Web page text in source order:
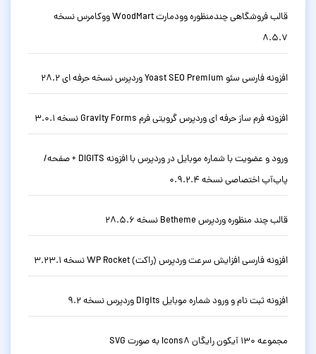
قالب فروشگاهی چندمنظوره وودمارت WoodMart ووکامرس نسخه
8.5.7
افزونه فارسی سئو Yoast SEO Premium وردپرس نسخه حرفه ای 28.2
افزونه فرم ساز حرفه ای وردپرس گرویتی فرم Gravity Forms نسخه 3.0.1
ورود و عضویت با شماره موبایل در وردپرس با افزونه DIGITS + صفحه/
پاپ‌آپ اختصاصی نسخه 0.9.2.4
قالب چند منظوره وردپرس Betheme نسخه 28.5.6
افزونه فارسی افزایش سرعت وردپرس (راکت) WP Rocket نسخه 3.23.1
افزونه ثبت نام و ورود شماره موبایل Digits وردپرس نسخه 9.2
مجموعه 130 آیکون رایگان Icons8 به صورت SVG